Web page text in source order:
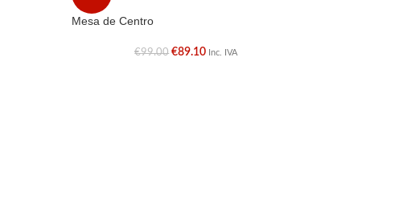
Mesa de Centro
€99.00 €89.10 Inc. IVA